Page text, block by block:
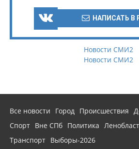
НАПИСАТЬ В
Новости СМИ2
Новости СМИ2
Все новости Город Происшествия
Спорт Вне СПб Политика
Транспорт Выборы-2026